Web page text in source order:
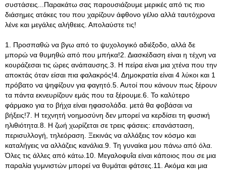
συστάσεις...Παρακάτω σας παρουσιάζουμε μερικές από τις πιο
διάσημες ατάκες του που χαρίζουν άφθονο γέλιο αλλά ταυτόχρονα
λένε και μεγάλες αλήθειες. Απολαύστε τις!
1. Προσπαθώ να βγω από το ψυχολογικό αδιέξοδο, αλλά δε
μπορώ να θυμηθώ από που μπήκα!2. Διασκέδαση είναι η τέχνη να
κουράζεσαι τις ώρες ανάπαυσης.3. Η πείρα είναι μια χτένα που την
αποκτάς όταν είσαι πια φαλακρός!4. Δημοκρατία είναι 4 λύκοι και 1
πρόβατο να ψηφίζουν για φαγητό.5. Αυτοί που κάνουν πως ξέρουν
τα πάντα εκνευρίζουν εμάς που τα ξέρουμε.6. Το καλύτερο
φάρμακο για το βήχα είναι ηφασολάδα. μετά θα φοβάσαι να
βήξεις!7. Η τεχνητή νοημοσύνη δεν μπορεί να κερδίσει τη φυσική
ηλιθιότητα.8. Η ζωή χωρίζεται σε τρεις φάσεις: επανάσταση,
περισυλλογή, τηλεόραση. Ξεκινάς να αλλάξεις τον κόσμο και
καταλήγεις να αλλάζεις κανάλια.9. Τη γυναίκα μου πάνω από όλα.
Όλες τις άλλες από κάτω.10. Μεγαλοφυΐα είναι κάποιος που σε μια
παραλία γυμνιστών μπορεί να θυμάται φάτσες.11
. Ακόμα και μια